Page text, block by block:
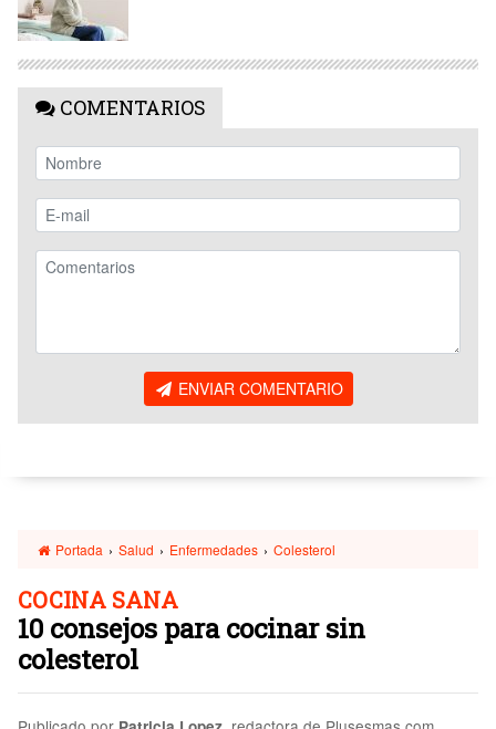
COMENTARIOS
ENVIAR COMENTARIO
Portada › Salud › Enfermedades › Colesterol
COCINA SANA
10 consejos para cocinar sin
colesterol